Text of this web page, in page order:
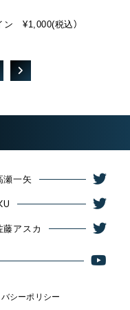
ン ¥1,000(税込）
瀬一矢
藤アスカ
シーポリシー